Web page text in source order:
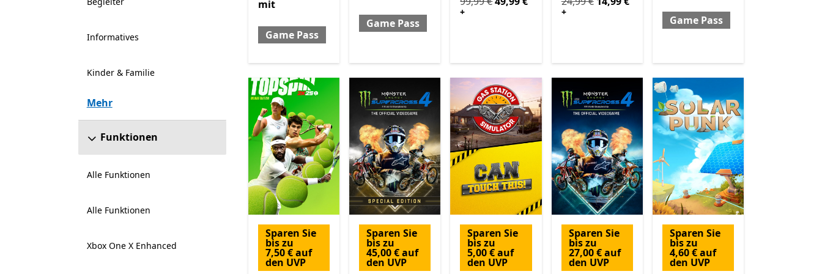
Informatives
Kinder & Familie
Mehr
Funktionen
Alle Funktionen
Alle Funktionen
Xbox One X Enhanced
mit
Game Pass
Game Pass
+ +
Game Pass
Sparen Sie
bis zu
7,50 € auf
den UVP
Sparen Sie
bis zu
45,00 € auf
den UVP
Sparen Sie
bis zu
5,00 € auf
den UVP
Sparen Sie
bis zu
27,00 € auf
den UVP
Sparen Sie
bis zu
4,60 € auf
den UVP